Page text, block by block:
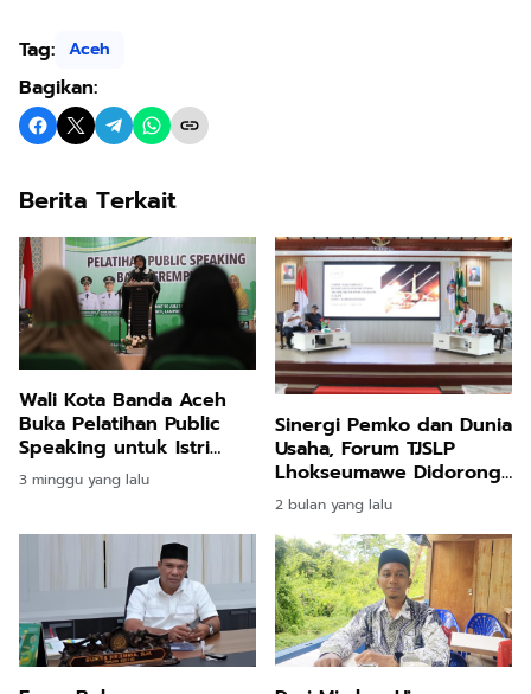
Tag: Aceh
Bagikan:
Berita Terkait
Wali Kota Banda Aceh
Buka Pelatihan Public
Speaking untuk Istri
Keuchik, Perkuat Peran
Perempuan di Gampong
3 minggu yang lalu
Sinergi Pemko dan Dunia
Usaha, Forum TJSLP
Lhokseumawe Didorong
Lebih Tepat Sasaran
2 bulan yang lalu